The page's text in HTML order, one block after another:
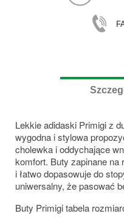
Lekkie adidaski Primigi z
wygodna i stylowa
cholewka i oddychające
komfort. Buty zapinane na
i łatwo dopasowuje do
uniwersalny, że pasować
Buty Primigi tabela